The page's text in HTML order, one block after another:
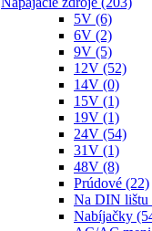
5V (6)
6V (2)
9V (5)
12V (52)
14V (0)
15V (1)
19V (1)
24V (54)
31V (1)
48V (8)
Prúdové (22)
Na DIN lištu
Nabíjačky